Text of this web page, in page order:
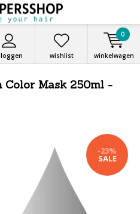
wishlist winkelwagen
0
Color Mask 250ml -
-23%
SALE